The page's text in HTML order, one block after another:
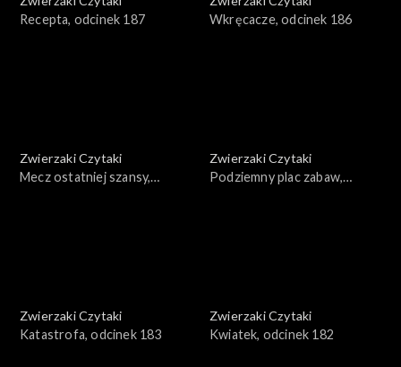
Recepta, odcinek 187
Wkręcacze, odcinek 186
Zwierzaki Czytaki
Mecz ostatniej szansy,
Zwierzaki Czytaki
Podziemny plac zabaw,
Zwierzaki Czytaki
Katastrofa, odcinek 183
Zwierzaki Czytaki
Kwiatek, odcinek 182